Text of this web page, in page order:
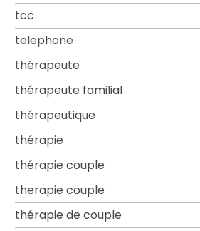
tcc
telephone
thérapeute
thérapeute familial
thérapeutique
thérapie
thérapie couple
therapie couple
thérapie de couple